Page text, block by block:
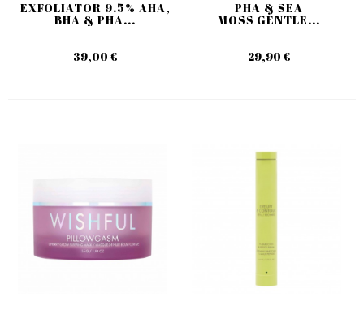
EXFOLIATOR 9.5% AHA,
BHA & PHA...
39,00 €
PHA & SEA
MOSS GENTLE...
29,90 €